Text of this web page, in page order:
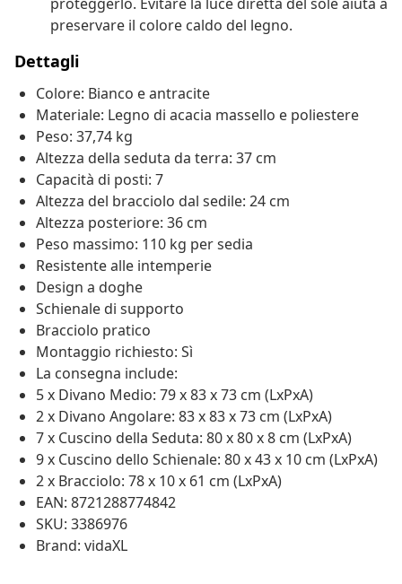
preservare il colore caldo del legno.
Dettagli
Colore: Bianco e antracite
Materiale: Legno di acacia massello e poliestere
Peso: 37,74 kg
Altezza della seduta da terra: 37 cm
Capacità di posti: 7
Altezza del bracciolo dal sedile: 24 cm
Altezza posteriore: 36 cm
Peso massimo: 110 kg per sedia
Resistente alle intemperie
Design a doghe
Schienale di supporto
Bracciolo pratico
Montaggio richiesto: Sì
La consegna include:
5 x Divano Medio: 79 x 83 x 73 cm (LxPxA)
2 x Divano Angolare: 83 x 83 x 73 cm (LxPxA)
7 x Cuscino della Seduta: 80 x 80 x 8 cm (LxPxA)
9 x Cuscino dello Schienale: 80 x 43 x 10 cm (LxPxA)
2 x Bracciolo: 78 x 10 x 61 cm (LxPxA)
EAN: 8721288774842
SKU: 3386976
Brand: vidaXL